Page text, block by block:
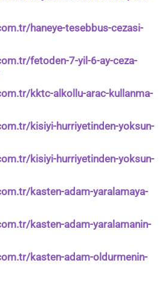
haneye-tesebbus-cezasi-
fetoden-7-yil-6-ay-ceza-
kktc-alkollu-arac-kullanma-
kisiyi-hurriyetinden-yoksun-
kisiyi-hurriyetinden-yoksun-
kasten-adam-yaralamaya-
kasten-adam-yaralamanin-
kasten-adam-oldurmenin-